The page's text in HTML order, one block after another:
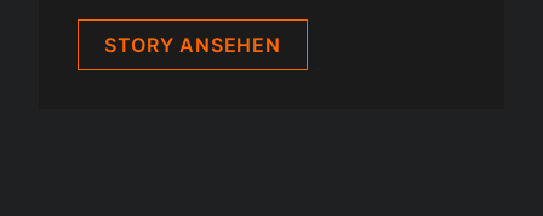
STORY ANSEHEN
BLUE